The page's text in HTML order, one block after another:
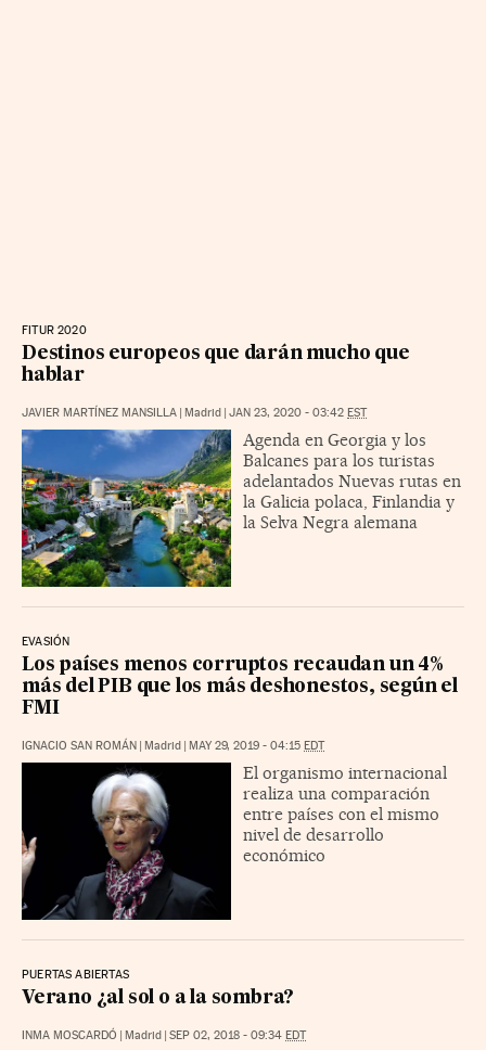
FITUR 2020
Destinos europeos que darán mucho que
hablar
JAVIER MARTÍNEZ MANSILLA | Madrid | JAN 23, 2020 - 03:42 EST
Agenda en Georgia y los
Balcanes para los turistas
adelantados Nuevas rutas en
la Galicia polaca, Finlandia y
la Selva Negra alemana
EVASIÓN
Los países menos corruptos recaudan un 4%
más del PIB que los más deshonestos, según el
FMI
IGNACIO SAN ROMÁN | Madrid | MAY 29, 2019 - 04:15 EDT
El organismo internacional
realiza una comparación
entre países con el mismo
nivel de desarrollo
económico
PUERTAS ABIERTAS
Verano ¿al sol o a la sombra?
INMA MOSCARDÓ | Madrid | SEP 02, 2018 - 09:34 EDT